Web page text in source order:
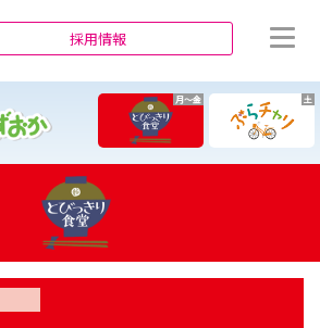
採用情報
月～金 土